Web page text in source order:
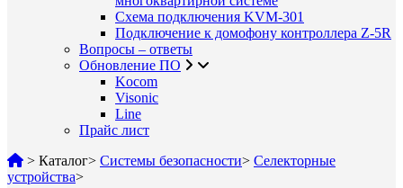
Схема подключения KVM-301
Подключение к домофону контроллера Z-5R
Вопросы – ответы
Обновление ПО
Kocom
Visonic
Line
Прайс лист
> Каталог> Системы безопасности> Селекторные
устройства>